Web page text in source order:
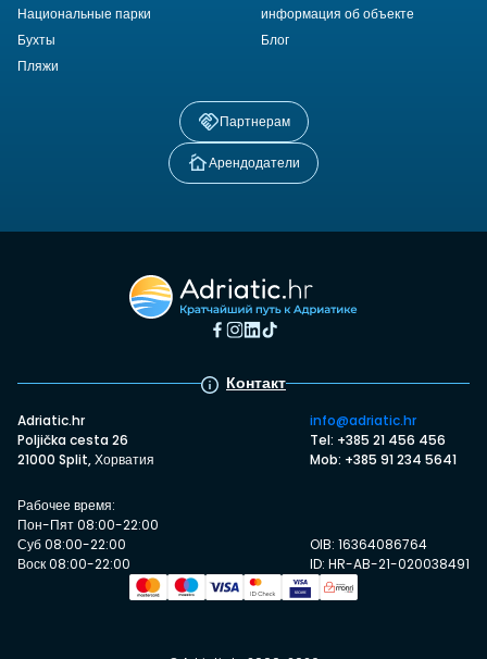
Национальные парки
Бухты
Пляжи
информация об объекте
Блог
Партнерам
Арендодатели
Контакт
Adriatic.hr
Poljička cesta 26
21000 Split, Хорватия
info@adriatic.hr
Tel: +385 21 456 456
Mob: +385 91 234 5641
Рабочее время:
Пон-Пят 08:00-22:00
Суб 08:00-22:00
Воск 08:00-22:00
OIB: 16364086764
ID: HR-AB-21-020038491